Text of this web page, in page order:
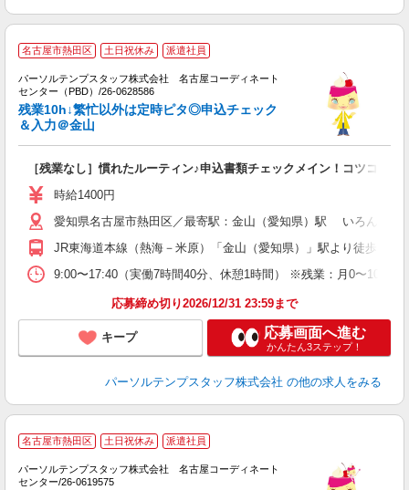
名古屋市熱田区 土日祝休み 派遣社員
パーソルテンプスタッフ株式会社 名古屋コーディネート
センター（PBD）/26-0628586
残業10h↓繁忙以外は定時ピタ◎申込チェック
＆入力＠金山
［残業なし］慣れたルーティン♪申込書類チェックメイン！コツコツ事
時給1400円
愛知県名古屋市熱田区／最寄駅：金山（愛知県）駅 いろんな路
JR東海道本線（熱海－米原）「金山（愛知県）」駅より徒歩10
9:00〜17:40（実働7時間40分、休憩1時間） ※残業：月0〜10時
応募締め切り2026/12/31 23:59まで
キープ 応募画面へ進む
かんたん3ステップ！
パーソルテンプスタッフ株式会社 の他の求人をみる
名古屋市熱田区 土日祝休み 派遣社員
パーソルテンプスタッフ株式会社 名古屋コーディネート
センター/26-0619575